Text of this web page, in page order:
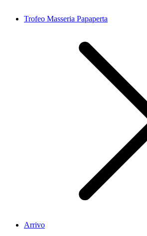
Trofeo Masseria Papaperta
Arrivo